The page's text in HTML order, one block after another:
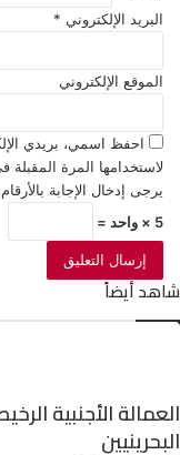
البريد الإلكتروني *
الموقع الإلكتروني
احفظ اسمي، بريدي
لاستخدامها المرة المقبلة
يرجى إدخال الإجابة
5 × واحد =
شاهد أيضاً
العمالة الأجنبية
البحرينيين